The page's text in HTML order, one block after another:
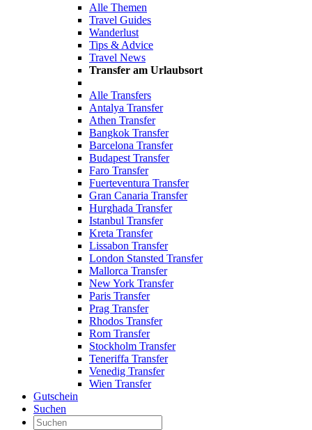
Alle Themen
Travel Guides
Wanderlust
Tips & Advice
Travel News
Transfer am Urlaubsort
Alle Transfers
Antalya Transfer
Athen Transfer
Bangkok Transfer
Barcelona Transfer
Budapest Transfer
Faro Transfer
Fuerteventura Transfer
Gran Canaria Transfer
Hurghada Transfer
Istanbul Transfer
Kreta Transfer
Lissabon Transfer
London Stansted Transfer
Mallorca Transfer
New York Transfer
Paris Transfer
Prag Transfer
Rhodos Transfer
Rom Transfer
Stockholm Transfer
Teneriffa Transfer
Venedig Transfer
Wien Transfer
Gutschein
Suchen